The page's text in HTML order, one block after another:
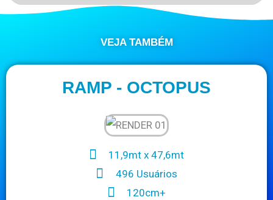
VEJA TAMBÉM
RAMP - OCTOPUS
11,9mt x 47,6mt
496 Usuários
120cm+